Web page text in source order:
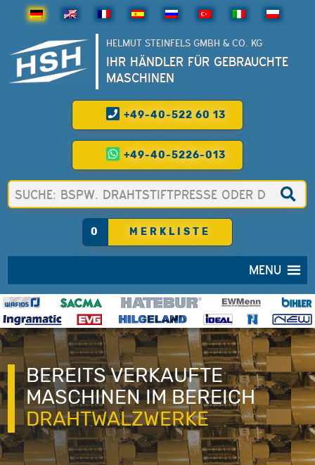
HELMUT STEINFELS GMBH & CO. KG
IHR HÄNDLER FÜR GEBRAUCHTE
MASCHINEN
+49-40-522 60 13
+49-40-5226-013
0 MERKLISTE
MENU
BEREITS VERKAUFTE
MASCHINEN IM BEREICH
DRAHTWALZWERKE